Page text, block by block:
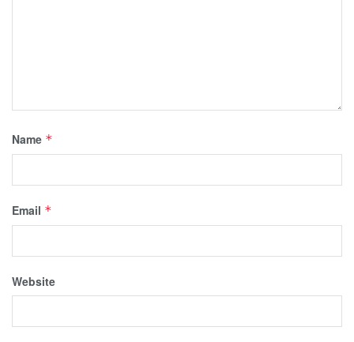
Name *
Email *
Website